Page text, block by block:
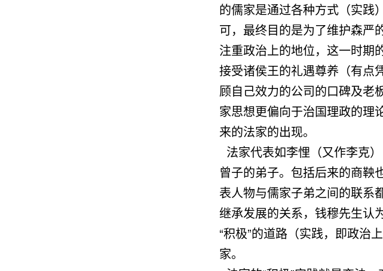
的儒家是通过各种方式（实践
可，最终目的是为了维护森严
注重政治上的地位，这一时期
接受诸侯王的礼遇尊养（有点
顾自己效力的公司的口碑及老
家思想更偏向于治国理政的理
来的法家的出现。
法家代表如李悝（又作李克
曾子的弟子。包括后来的商鞅
表人物与儒家子弟之间的联系
继承发展的关系，钱穆先生认
“积极”的道路（实践，即政治
家。